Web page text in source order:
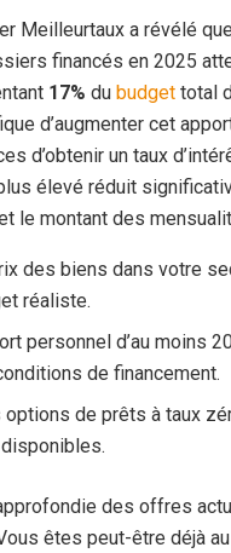
Meilleurtaux a révélé
financés en 2025
17% du budget total
d’augmenter cet
d’obtenir un taux
élevé réduit
le montant des
des biens dans votre
réaliste.
personnel d’au moins
de financement.
de prêts à taux
des offres
êtes peut-être déjà